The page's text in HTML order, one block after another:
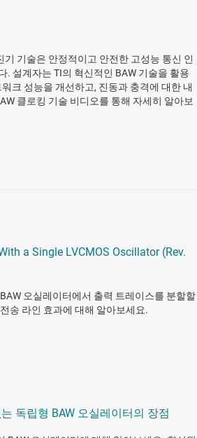
기 기술은 안정적이고 안전한 고성능 통신 인
. 설계자는 TI의 혁신적인 BAW 기술을 활용
크 성능을 개선하고, 진동과 충격에 대한 내
클로킹 기술 비디오를 통해 자세히 알아보
a Single LVCMOS Oscillator (Rev.
오실레이터에서 출력 트레이스를 분할할
송 라인 효과에 대해 알아보세요.
독립형 BAW 오실레이터의 장점